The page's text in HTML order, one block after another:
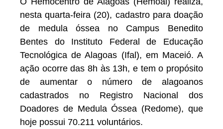
nesta quarta-feira (20), cadastro para doação
de medula óssea no Campus Benedito
Bentes do Instituto Federal de Educação
Tecnológica de Alagoas (Ifal), em Maceió. A
ação ocorre das 8h às 13h, e tem o propósito
de aumentar o número de alagoanos
cadastrados no Registro Nacional dos
Doadores de Medula Óssea (Redome), que
hoje possui 70.211 voluntários.